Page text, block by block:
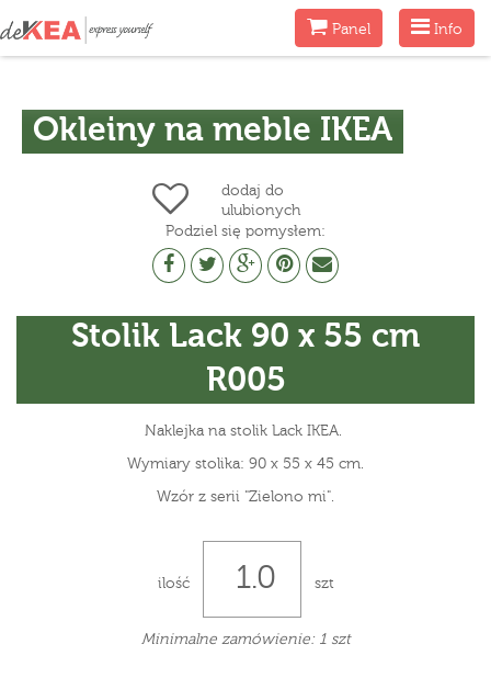
Menu
Info
MenuPanel
Okleiny na meble IKEA
dodaj do
ulubionych
Podziel się pomysłem:
Stolik Lack 90 x 55 cm
R005
Naklejka na stolik Lack IKEA.
Wymiary stolika: 90 x 55 x 45 cm.
Wzór z serii "Zielono mi".
ilość szt
Minimalne zamówienie: 1 szt